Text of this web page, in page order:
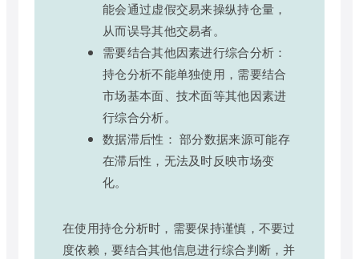
能会通过虚假交易来操纵持仓量，
从而误导其他交易者。
需要结合其他因素进行综合分析：
持仓分析不能单独使用，需要结合
市场基本面、技术面等其他因素进
行综合分析。
数据滞后性： 部分数据来源可能存
在滞后性，无法及时反映市场变
化。
在使用持仓分析时，需要保持谨慎，不要过
度依赖，要结合其他信息进行综合判断，并